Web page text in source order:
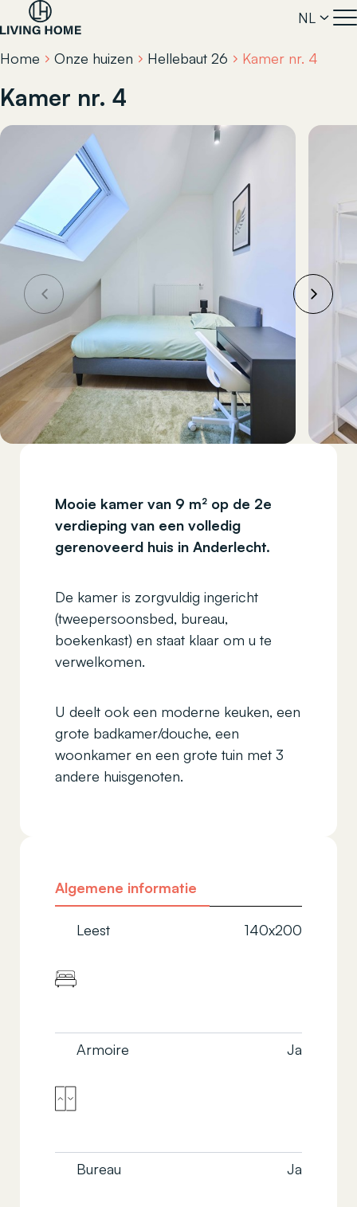
NL
Home Onze huizen Hellebaut 26 Kamer nr. 4
Kamer nr. 4
Mooie kamer van 9 m² op de 2e
verdieping van een volledig
gerenoveerd huis in Anderlecht.
De kamer is zorgvuldig ingericht
(tweepersoonsbed, bureau,
boekenkast) en staat klaar om u te
verwelkomen.
U deelt ook een moderne keuken, een
grote badkamer/douche, een
woonkamer en een grote tuin met 3
andere huisgenoten.
Algemene informatie
Leest 140x200
Armoire Ja
Bureau Ja